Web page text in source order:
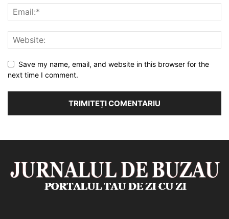
Save my name, email, and website in this browser for the
next time I comment.